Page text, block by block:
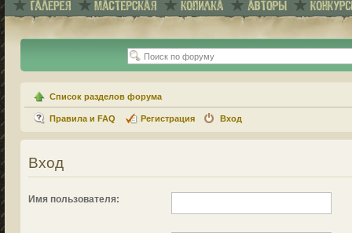
Список разделов форума
Правила и FAQ Регистрация Вход
Вход
Имя пользователя: